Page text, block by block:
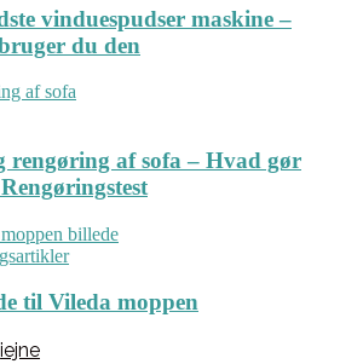
vinduespudser maskine –
du den
rengøring af sofa – Hvad gør
til Vileda moppen